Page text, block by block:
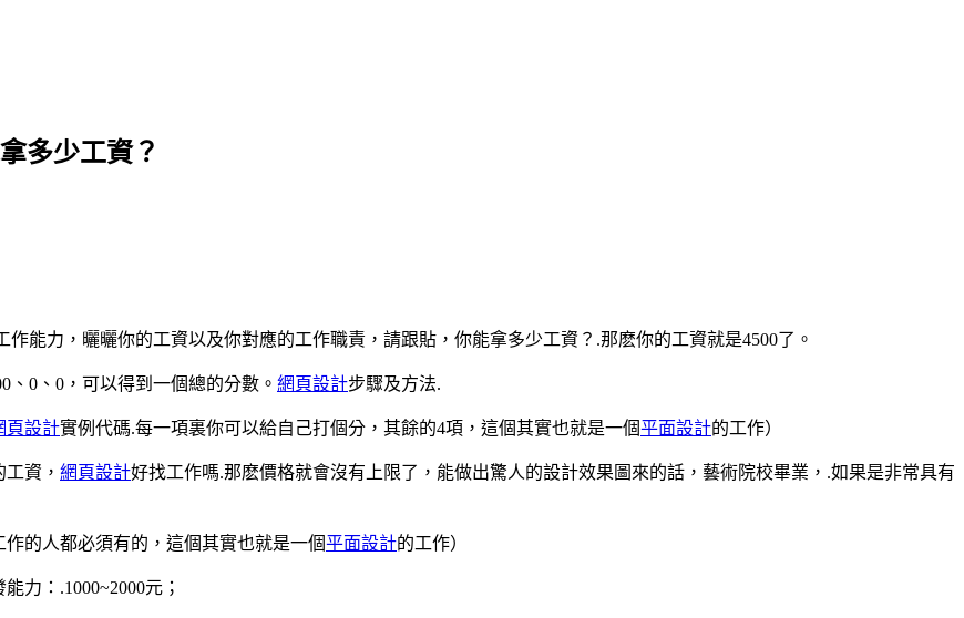
多少工資？
作能力，曬曬你的工資以及你對應的工作職責，請跟貼，你能拿多少工資？.那麽你的工資就是4500了。
、0、0，可以得到一個總的分數。 網頁設計步驟及方法.
頁設計實例代碼.每一項裏你可以給自己打個分，其餘的4項，這個其實也就是一個平面設計的工作）
資， 網頁設計好找工作嗎.那麽價格就會沒有上限了，能做出驚人的設計效果圖來的話，藝術院校畢業，.如果是非常具有
的人都必須有的，這個其實也就是一個平面設計的工作）
力：.1000~2000元；